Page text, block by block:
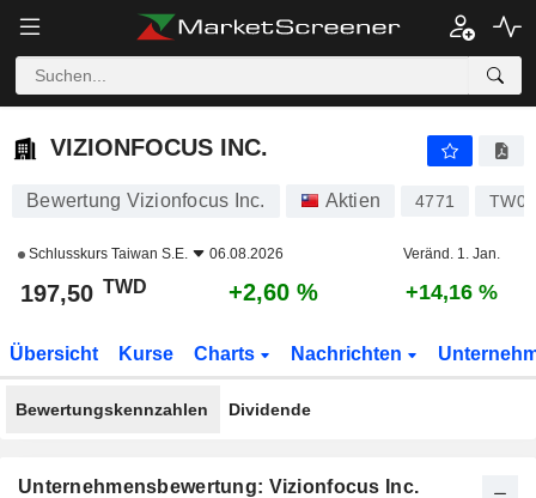
VIZIONFOCUS INC.
VIZIONFOCUS INC.
Bewertung Vizionfocus Inc. Aktien 4771
Schlusskurs Taiwan S.E. 06.08.2026 Veränd. 1. Jan.
197,50 TWD +2,60 % +14,16 %
Übersicht Kurse Charts Nachrichten
Bewertungskennzahlen Dividende
Unternehmensbewertung: Vizionfocus Inc.